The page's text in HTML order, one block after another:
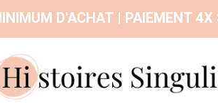
D'ACHAT | PAIEMENT
/10